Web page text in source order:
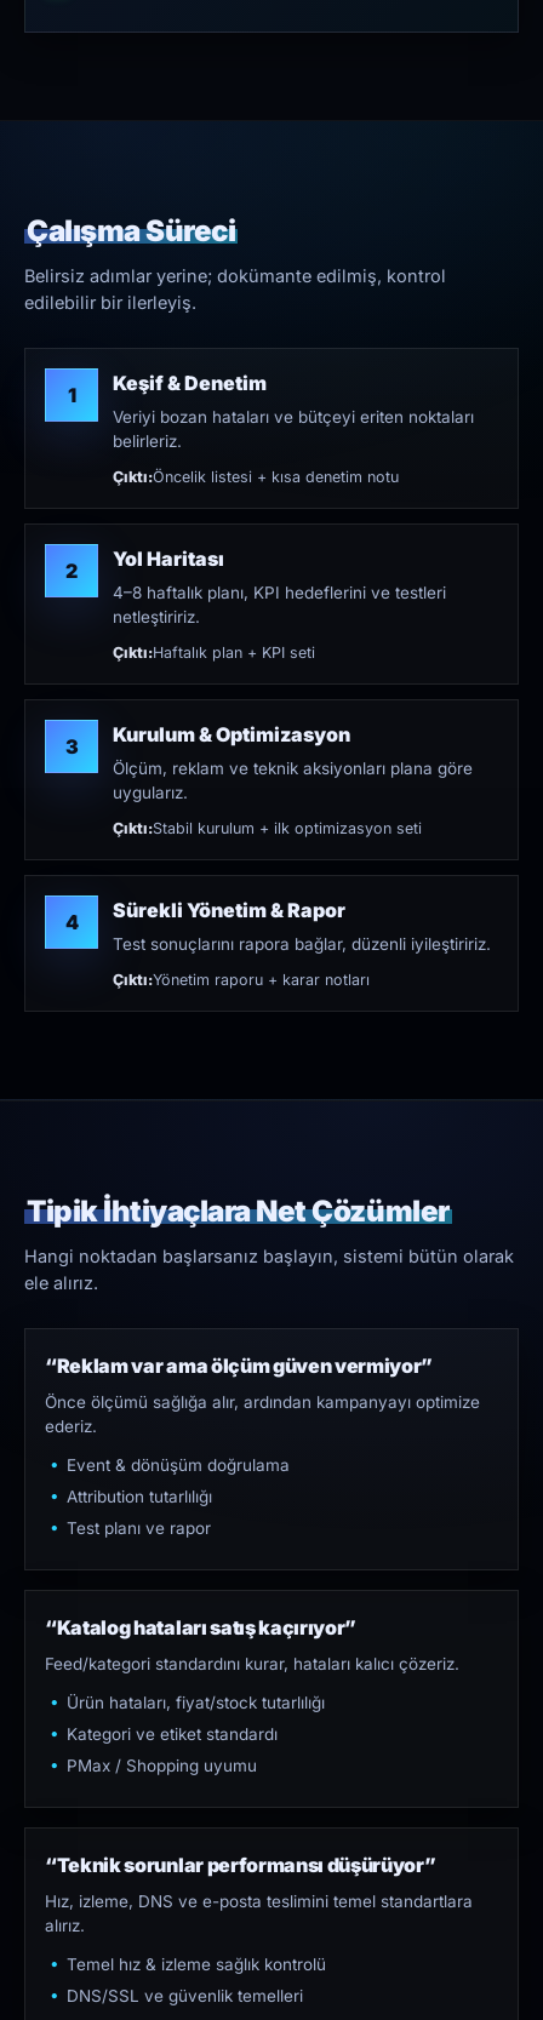
Çalışma Süreci
Belirsiz adımlar yerine; dokümante edilmiş, kontrol
edilebilir bir ilerleyiş.
1 Keşif & Denetim
Veriyi bozan hataları ve bütçeyi eriten noktaları
belirleriz.
Çıktı:Öncelik listesi + kısa denetim notu
2 Yol Haritası
4–8 haftalık planı, KPI hedeflerini ve testleri
netleştiririz.
Çıktı:Haftalık plan + KPI seti
3 Kurulum & Optimizasyon
Ölçüm, reklam ve teknik aksiyonları plana göre
uygularız.
Çıktı:Stabil kurulum + ilk optimizasyon seti
4 Sürekli Yönetim & Rapor
Test sonuçlarını rapora bağlar, düzenli iyileştiririz.
Çıktı:Yönetim raporu + karar notları
Tipik İhtiyaçlara Net Çözümler
Hangi noktadan başlarsanız başlayın, sistemi bütün olarak
ele alırız.
“Reklam var ama ölçüm güven vermiyor”
Önce ölçümü sağlığa alır, ardından kampanyayı optimize
ederiz.
Event & dönüşüm doğrulama
Attribution tutarlılığı
Test planı ve rapor
“Katalog hataları satış kaçırıyor”
Feed/kategori standardını kurar, hataları kalıcı çözeriz.
Ürün hataları, fiyat/stock tutarlılığı
Kategori ve etiket standardı
PMax / Shopping uyumu
“Teknik sorunlar performansı düşürüyor”
Hız, izleme, DNS ve e-posta teslimini temel standartlara
alırız.
Temel hız & izleme sağlık kontrolü
DNS/SSL ve güvenlik temelleri